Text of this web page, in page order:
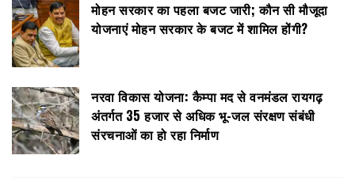
मोहन सरकार का पहला बजट जारी; कौन सी मौजूदा
योजनाएं मोहन सरकार के बजट में शामिल होंगी?
नरवा विकास योजना: कैम्पा मद से वनमंडल रायगढ़
अंतर्गत 35 हजार से अधिक भू-जल संरक्षण संबंधी
संरचनाओं का हो रहा निर्माण